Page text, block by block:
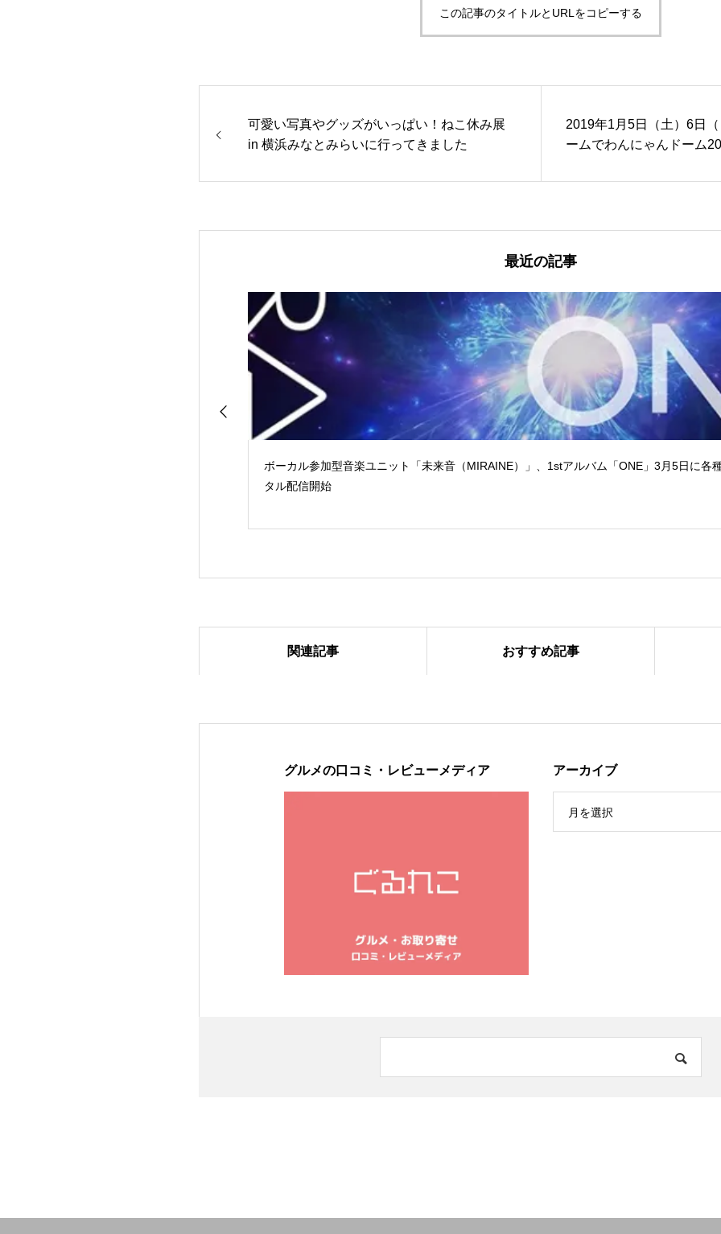
この記事のタイトルとURLをコピーする
可愛い写真やグッズがいっぱい！ねこ休み展
in 横浜みなとみらいに行ってきました
2019年1月5日（土）6日
ームでわんにゃんドーム
最近の記事
ボーカル参加型音楽ユニット「未来音（MIRAINE）」、1stアルバム「ONE」3月5日に各
タル配信開始
2024年春夏の新作オリジナルスマホケースは「紫陽花」「花火」のデザイン
関連記事 おすすめ記事
グルメの口コミ・レビューメディア アーカイブ
月を選択